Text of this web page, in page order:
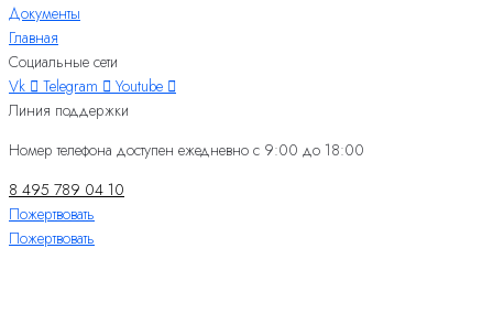
Документы
Главная
Социальные сети
Vk
Telegram
Youtube
Линия поддержки
Номер телефона доступен ежедневно с 9:00 до 18:00
8 495 789 04 10
Пожертвовать
Пожертвовать